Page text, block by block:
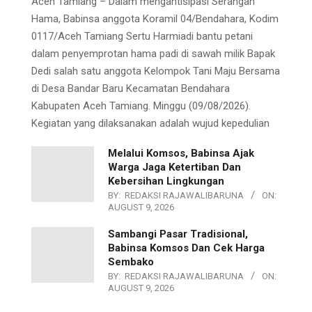
Hama, Babinsa anggota Koramil 04/Bendahara, Kodim
0117/Aceh Tamiang Sertu Harmiadi bantu petani
dalam penyemprotan hama padi di sawah milik Bapak
Dedi salah satu anggota Kelompok Tani Maju Bersama
di Desa Bandar Baru Kecamatan Bendahara
Kabupaten Aceh Tamiang. Minggu (09/08/2026).
Kegiatan yang dilaksanakan adalah wujud kepedulian
Melalui Komsos, Babinsa Ajak
Warga Jaga Ketertiban Dan
Kebersihan Lingkungan
BY: REDAKSI RAJAWALIBARUNA
ON:
AUGUST 9, 2026
Sambangi Pasar Tradisional,
Babinsa Komsos Dan Cek Harga
Sembako
BY: REDAKSI RAJAWALIBARUNA
ON:
AUGUST 9, 2026